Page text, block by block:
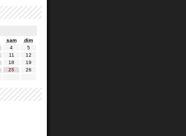
sam
dim
4
5
11
12
18
19
25
26